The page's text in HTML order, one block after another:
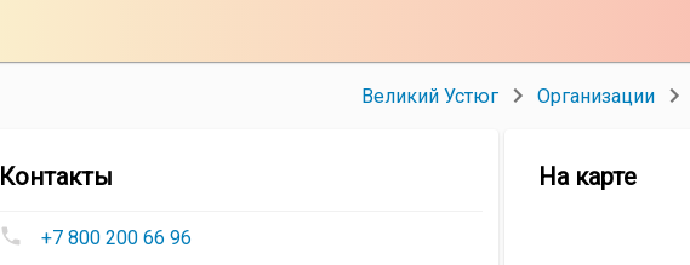
Великий Устюг Организации
Контакты
Совкомбанк
Номера
телефонов
+7 800 200 66 96
На карте